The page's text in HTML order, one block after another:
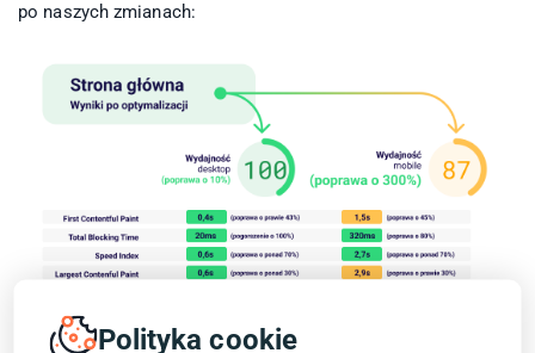
po naszych zmianach:
Polityka cookie